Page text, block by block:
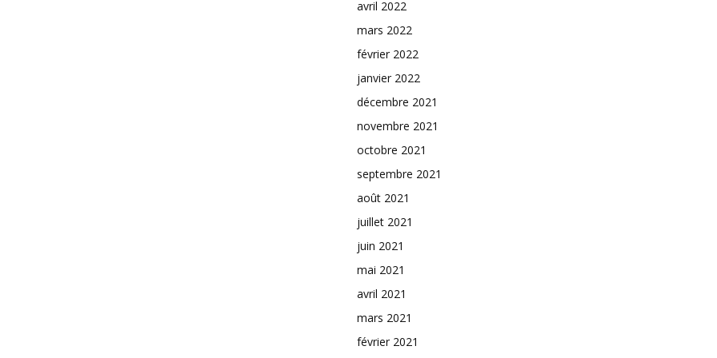
avril 2022
mars 2022
février 2022
janvier 2022
décembre 2021
novembre 2021
octobre 2021
septembre 2021
août 2021
juillet 2021
juin 2021
mai 2021
avril 2021
mars 2021
février 2021